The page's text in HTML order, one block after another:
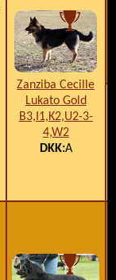
Zanziba Cecille
Lukato Gold
B3,I1,K2,U2-3-
4,W2
DKK:A